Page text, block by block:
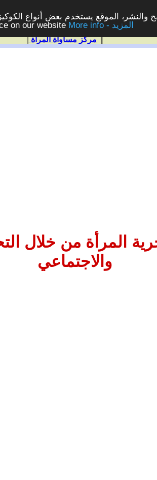
الموقع يستخدم بعض أنواع
on our website
More info - المزيد
| مركز مساواة المرأة|
المرأة من خلال
والاجتماعي